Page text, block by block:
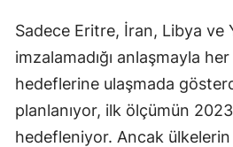
Sadece Eritre, İran, Libya ve
imzalamadığı anlaşmayla
hedeflerine ulaşmada
planlanıyor, ilk ölçümün
hedefleniyor. Ancak